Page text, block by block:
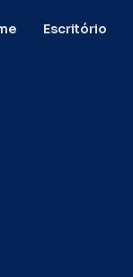
Escritório